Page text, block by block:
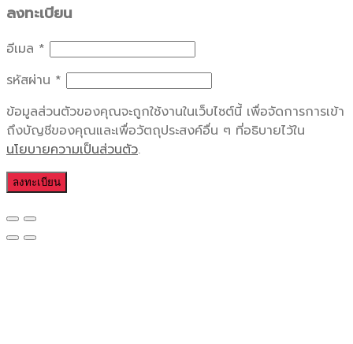
ลงทะเบียน
อีเมล *
รหัสผ่าน *
ข้อมูลส่วนตัวของคุณจะถูกใช้งานในเว็บไซต์นี้ เพื่อจัดการการเข้า
ถึงบัญชีของคุณและเพื่อวัตถุประสงค์อื่น ๆ ที่อธิบายไว้ใน
นโยบายความเป็นส่วนตัว.
ลงทะเบียน